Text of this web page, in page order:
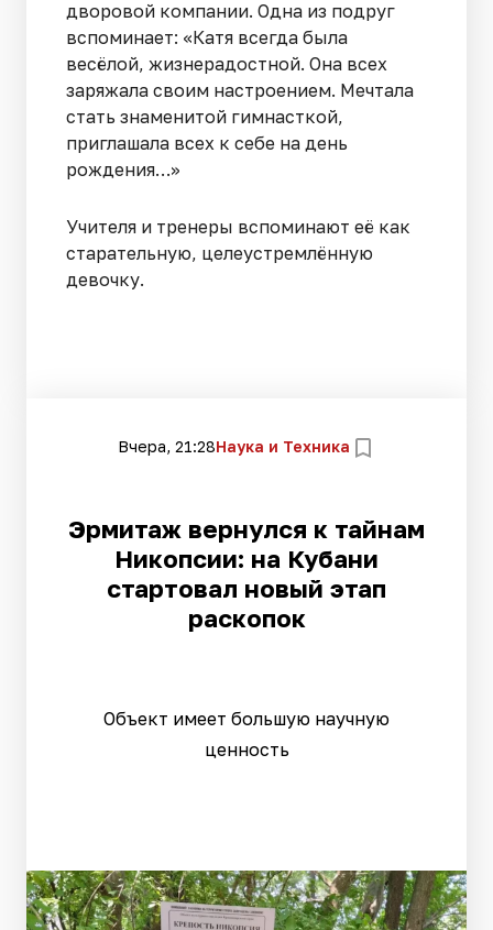
дворовой компании. Одна из подруг
вспоминает: «Катя всегда была
весёлой, жизнерадостной. Она всех
заряжала своим настроением. Мечтала
стать знаменитой гимнасткой,
приглашала всех к себе на день
рождения…»
Учителя и тренеры вспоминают её как
старательную, целеустремлённую
девочку.
Вчера, 21:28Наука и Техника
Эрмитаж вернулся к тайнам
Никопсии: на Кубани
стартовал новый этап
раскопок
Объект имеет большую научную
ценность